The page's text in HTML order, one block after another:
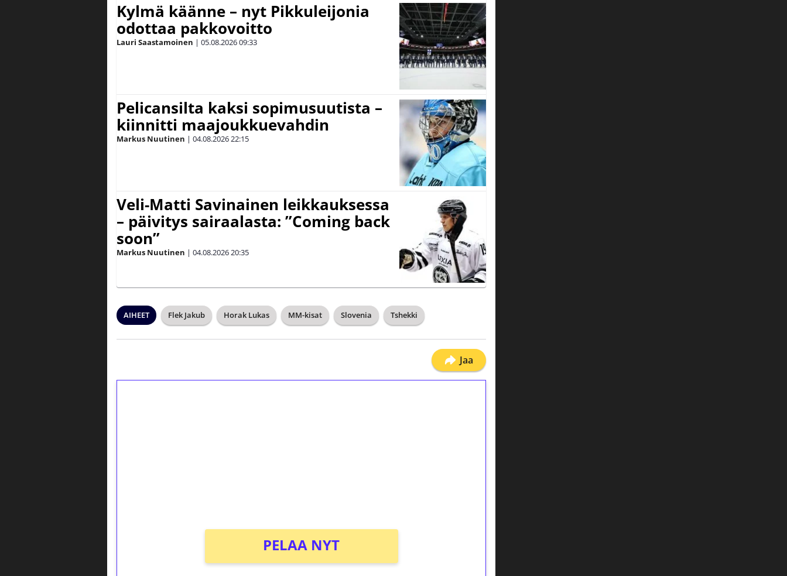
Kylmä käänne – nyt Pikkuleijonia
odottaa pakkovoitto
Lauri Saastamoinen | 05.08.202609:33
Pelicansilta kaksi sopimusuutista –
kiinnitti maajoukkuevahdin
Markus Nuutinen | 04.08.202622:15
Veli-Matti Savinainen leikkauksessa
– päivitys sairaalasta: ”Coming back
soon”
Markus Nuutinen | 04.08.202620:35
AIHEET Flek Jakub Horak Lukas MM-kisat Slovenia Tshekki
Jaa
PELAA NYT